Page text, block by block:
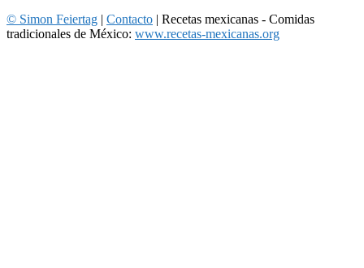
© Simon Feiertag | Contacto | Recetas mexicanas - Comidas
tradicionales de México: www.recetas-mexicanas.org